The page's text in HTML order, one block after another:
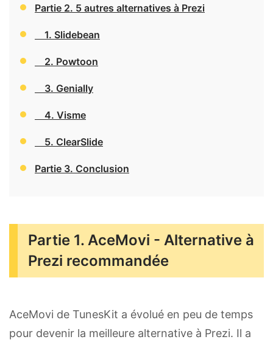
Partie 2. 5 autres alternatives à Prezi
1. Slidebean
2. Powtoon
3. Genially
4. Visme
5. ClearSlide
Partie 3. Conclusion
Partie 1. AceMovi - Alternative à
Prezi recommandée
AceMovi de TunesKit a évolué en peu de temps
pour devenir la meilleure alternative à Prezi. Il a